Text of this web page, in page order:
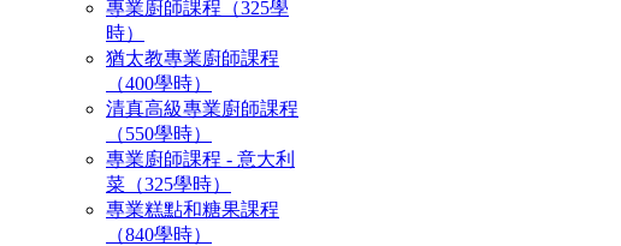
專業廚師課程（325學
時）
猶太教專業廚師課程
（400學時）
清真高級專業廚師課程
（550學時）
專業廚師課程 - 意大利
菜（325學時）
專業糕點和糖果課程
（840學時）